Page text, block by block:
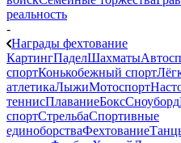
реальность
-
Награды фехтование
КартингПаделШахматы
спортКонькобежный спорт
атлетикаЛыжиМотоспорт
теннисПлаваниеБоксСноуборд
спортСтрельбаСпортивные
единоборстваФехтование